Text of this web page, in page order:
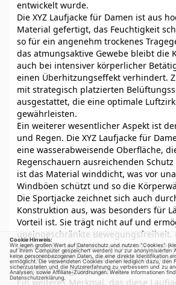
entwickelt wurde.
Die XYZ Laufjacke für Damen ist aus
Material gefertigt, das Feuchtigkeit
so für ein angenehm trockenes
das atmungsaktive Gewebe bleibt die
auch bei intensiver körperlicher
einen Überhitzungseffekt verhindert.
mit strategisch platzierten
ausgestattet, die eine optimale
gewährleisten.
Ein weiterer wesentlicher Aspekt ist
und Regen. Die XYZ Laufjacke für
eine wasserabweisende Oberfläche,
Regenschauern ausreichenden
ist das Material winddicht, was vor
Windböen schützt und so die
Die Sportjacke zeichnet sich auch
Konstruktion aus, was besonders für
Vorteil ist. Sie trägt nicht auf und
uneingeschränkte Bewegungsfreiheit.
verfügt die Jacke über einen leicht
Kordelzug am unteren Saum, um eine
Passform zu gewährleisten.
Ein weiteres Merkmal, das diese
Cookie Hinweis:
Wir legen großen Wert auf Datenschutz und nutzen "Cookies"
auf Ihrem Computer gespeichert werden) nur zur anonymisierten
keine personenbezogenen Daten, die eine direkte Identifikation
ermöglicht. Die verwendeten Cookies dienen lediglich dazu, den
sicherzustellen und die Nutzererfahrung zu verbessern und zu
Analysen, sowie Affiliate-Zuordnungen. Weitere Informationen
Datenschutzerklärung